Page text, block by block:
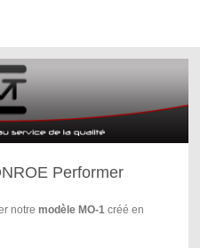
Performer
notre modèle MO-1 créé en